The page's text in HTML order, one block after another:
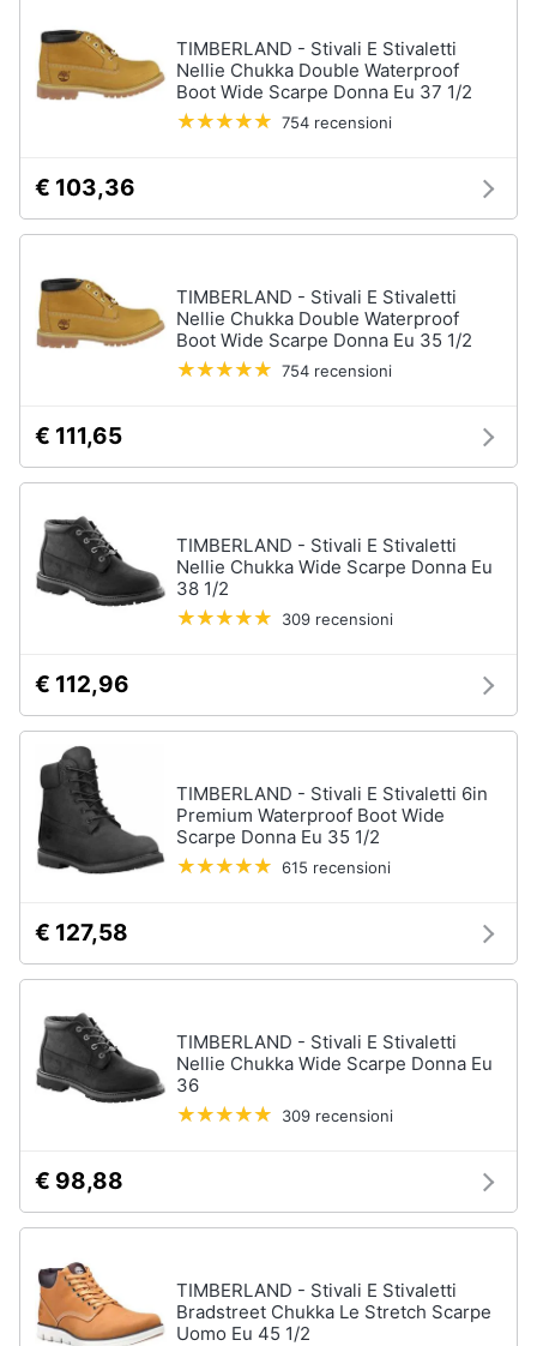
TIMBERLAND - Stivali E Stivaletti
Nellie Chukka Double Waterproof
Boot Wide Scarpe Donna Eu 37 1/2
754 recensioni
€ 103,36
TIMBERLAND - Stivali E Stivaletti
Nellie Chukka Double Waterproof
Boot Wide Scarpe Donna Eu 35 1/2
754 recensioni
€ 111,65
TIMBERLAND - Stivali E Stivaletti
Nellie Chukka Wide Scarpe Donna Eu
38 1/2
309 recensioni
€ 112,96
TIMBERLAND - Stivali E Stivaletti 6in
Premium Waterproof Boot Wide
Scarpe Donna Eu 35 1/2
615 recensioni
€ 127,58
TIMBERLAND - Stivali E Stivaletti
Nellie Chukka Wide Scarpe Donna Eu
36
309 recensioni
€ 98,88
TIMBERLAND - Stivali E Stivaletti
Bradstreet Chukka Le Stretch Scarpe
Uomo Eu 45 1/2